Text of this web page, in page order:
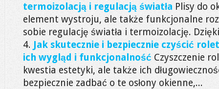
termoizolacją i regulacją światła Plisy do
element wystroju, ale także funkcjonalne
sobie regulację światła i termoizolację.
Jak skutecznie i bezpiecznie czyścić
ich wygląd i funkcjonalność Czyszczenie
kwestia estetyki, ale także ich
bezpiecznie zadbać o te osłony okienne,...